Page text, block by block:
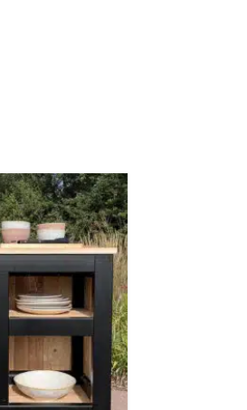
op de juiste
grond rekenen wij
op de juiste plek te
dien je dit zelf en op